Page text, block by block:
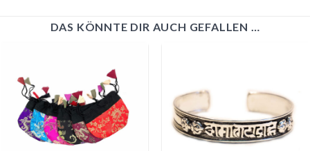
DAS KÖNNTE DIR AUCH GEFALLEN …